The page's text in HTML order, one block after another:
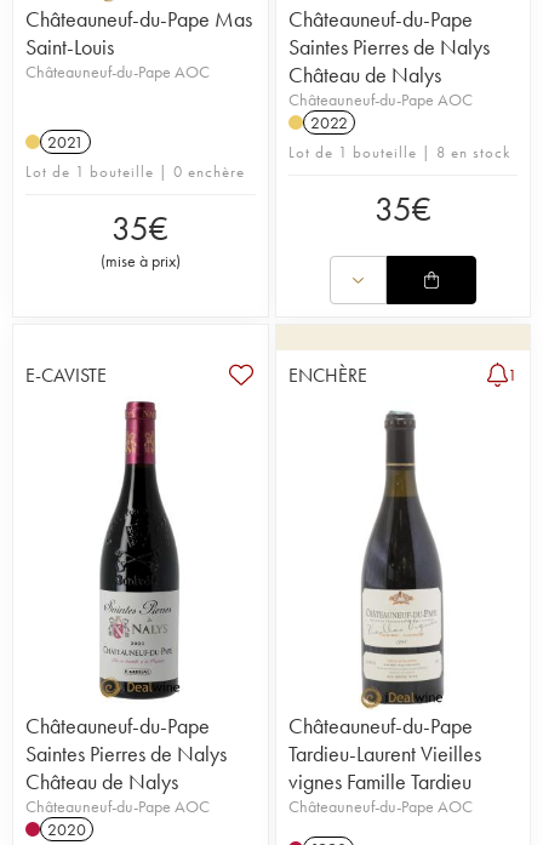
Châteauneuf-du-Pape Mas
Saint-Louis
Châteauneuf-du-Pape AOC
2021
Lot de 1 bouteille | 0 enchère
35€
(mise à prix)
Châteauneuf-du-Pape
Saintes Pierres de Nalys
Château de Nalys
Châteauneuf-du-Pape AOC
2022
Lot de 1 bouteille | 8 en stock
35€
E-CAVISTE
Châteauneuf-du-Pape
Saintes Pierres de Nalys
Château de Nalys
Châteauneuf-du-Pape AOC
2020
ENCHÈRE 1
Châteauneuf-du-Pape
Tardieu-Laurent Vieilles
vignes Famille Tardieu
Châteauneuf-du-Pape AOC